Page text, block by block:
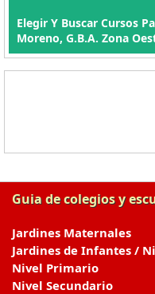
Elegir Y Buscar Cursos
Moreno, G.B.A. Zona
Guia de colegios y
Jardines Maternales
Jardines de Infantes /
Nivel Primario
Nivel Secundario